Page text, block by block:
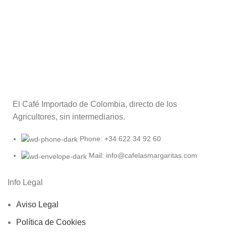
El Café Importado de Colombia, directo de los
Agricultores, sin intermediarios.
Phone: +34 622 34 92 60
Mail: info@cafelasmargaritas.com
Info Legal
Aviso Legal
Política de Cookies